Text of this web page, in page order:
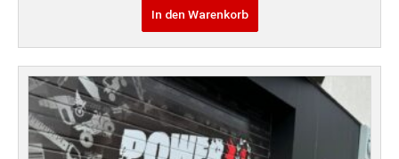
In den Warenkorb
Ursprünglicher
war:
€ 17.490,00
Aktueller
Preis
ist:
€ 16.380,00.